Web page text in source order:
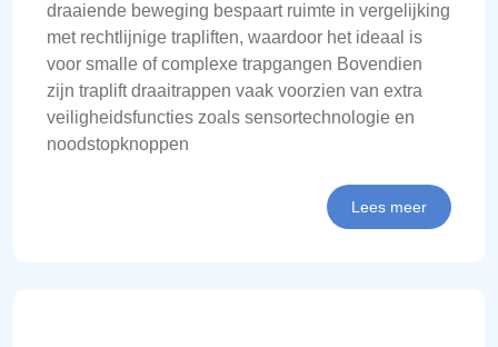
draaiende beweging bespaart ruimte in vergelijking
met rechtlijnige trapliften, waardoor het ideaal is
voor smalle of complexe trapgangen Bovendien
zijn traplift draaitrappen vaak voorzien van extra
veiligheidsfuncties zoals sensortechnologie en
noodstopknoppen
Lees meer